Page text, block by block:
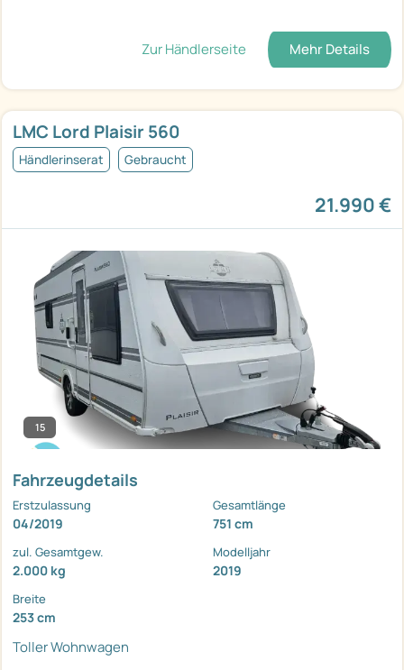
Zur Händlerseite Mehr Details
LMC Lord Plaisir 560
Händlerinserat Gebraucht
21.990 €
15
Fahrzeugdetails
Erstzulassung
04/2019
Gesamtlänge
751 cm
zul. Gesamtgew.
2.000 kg
Modelljahr
2019
Breite
253 cm
Toller Wohnwagen